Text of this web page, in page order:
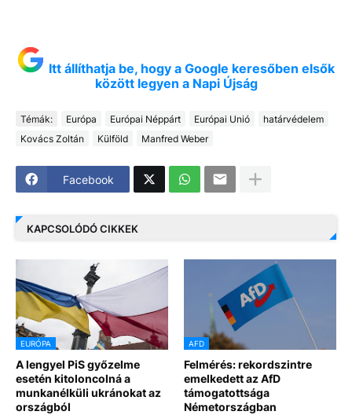
Itt állíthatja be, hogy a Google keresőben elsők
között legyen a Napi Újság
Témák: Európa Európai Néppárt Európai Unió
határvédelem
Kovács Zoltán
Külföld Manfred Weber
Facebook
KAPCSOLÓDÓ CIKKEK
EURÓPA
A lengyel PiS győzelme
esetén kitoloncolná a
munkanélküli ukránokat az
országból
AFD
Felmérés: rekordszintre
emelkedett az AfD
támogatottsága
Németországban